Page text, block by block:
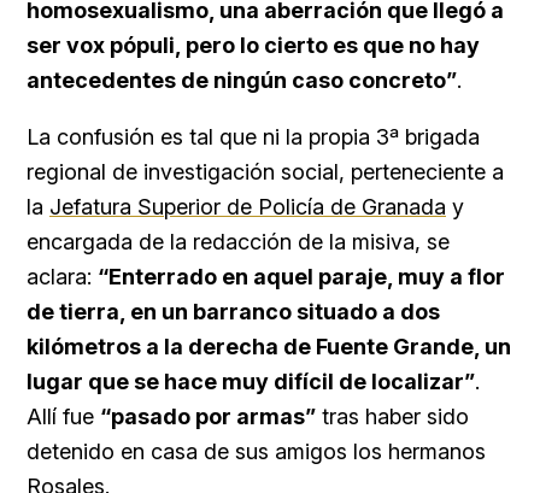
homosexualismo, una aberración que llegó a
ser vox pópuli, pero lo cierto es que no hay
antecedentes de ningún caso concreto”.
La confusión es tal que ni la propia 3ª brigada
regional de investigación social, perteneciente a
la Jefatura Superior de Policía de Granada y
encargada de la redacción de la misiva, se
aclara: “Enterrado en aquel paraje, muy a flor
de tierra, en un barranco situado a dos
kilómetros a la derecha de Fuente Grande, un
lugar que se hace muy difícil de localizar”.
Allí fue “pasado por armas” tras haber sido
detenido en casa de sus amigos los hermanos
Rosales.